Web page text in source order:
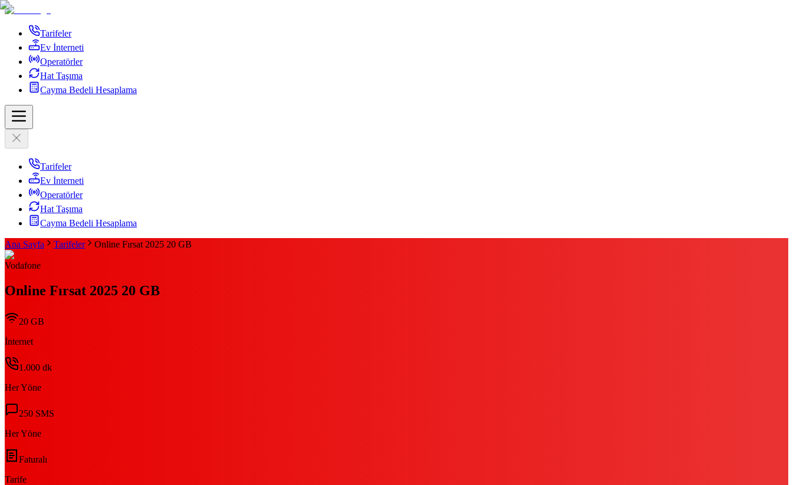
Tarifeler
Ev İnterneti
Operatörler
Hat Taşıma
Cayma Bedeli Hesaplama
Tarifeler
Ev İnterneti
Operatörler
Hat Taşıma
Cayma Bedeli Hesaplama
Ana Sayfa Tarifeler Online Fırsat 2025 20 GB
Vodafone
Online Fırsat 2025 20 GB
20 GB
İnternet
1.000 dk
Her Yöne
250 SMS
Her Yöne
Faturalı
Tarife